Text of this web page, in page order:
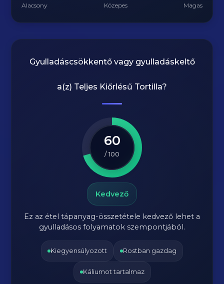
Alacsony Közepes Magas
Gyulladáscsökkentő vagy gyulladáskeltő
a(z) Teljes Kiőrlésű Tortilla?
60
/ 100
Kedvező
Ez az étel tápanyag-összetétele kedvező lehet a
gyulladásos folyamatok szempontjából.
Kiegyensúlyozott Rostban gazdag
Káliumot tartalmaz